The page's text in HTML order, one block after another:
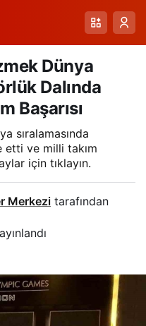
Dünya
Dalında
Başarısı
sıralamasında
etti ve milli takım
için tıklayın.
Merkezi tarafından
Paylaş